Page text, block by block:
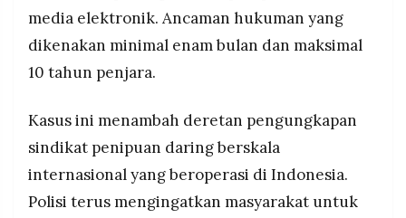
media elektronik. Ancaman hukuman yang
dikenakan minimal enam bulan dan maksimal
10 tahun penjara.
Kasus ini menambah deretan pengungkapan
sindikat penipuan daring berskala
internasional yang beroperasi di Indonesia.
Polisi terus mengingatkan masyarakat untuk